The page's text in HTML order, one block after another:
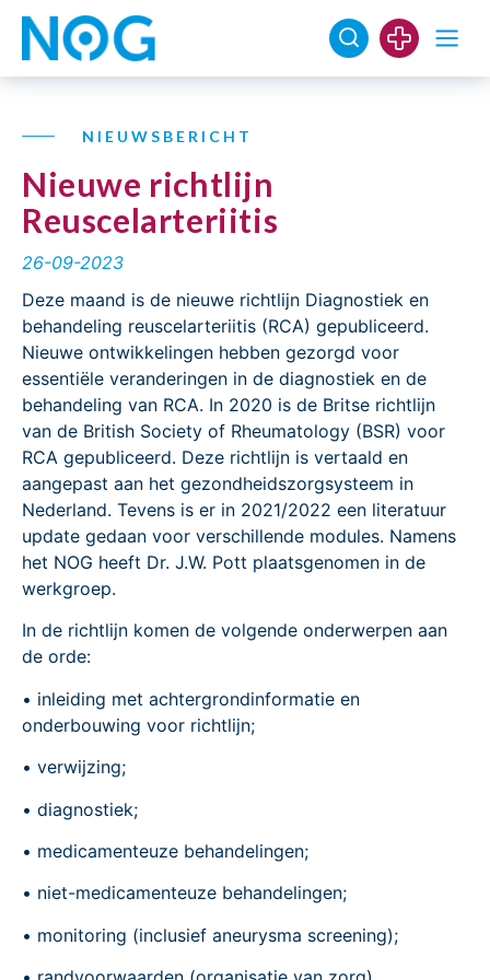
NIEUWSBERICHT
Nieuwe richtlijn
Reuscelarteriitis
26-09-2023
Deze maand is de nieuwe richtlijn Diagnostiek en
behandeling reuscelarteriitis (RCA) gepubliceerd.
Nieuwe ontwikkelingen hebben gezorgd voor
essentiële veranderingen in de diagnostiek en de
behandeling van RCA. In 2020 is de Britse richtlijn
van de British Society of Rheumatology (BSR) voor
RCA gepubliceerd. Deze richtlijn is vertaald en
aangepast aan het gezondheidszorgsysteem in
Nederland. Tevens is er in 2021/2022 een literatuur
update gedaan voor verschillende modules. Namens
het NOG heeft Dr. J.W. Pott plaatsgenomen in de
werkgroep.
In de richtlijn komen de volgende onderwerpen aan
de orde:
• inleiding met achtergrondinformatie en
onderbouwing voor richtlijn;
• verwijzing;
• diagnostiek;
• medicamenteuze behandelingen;
• niet-medicamenteuze behandelingen;
• monitoring (inclusief aneurysma screening);